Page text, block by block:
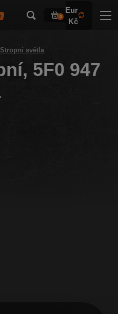
0
Eur
Kč
Stropní světla
5F0 947